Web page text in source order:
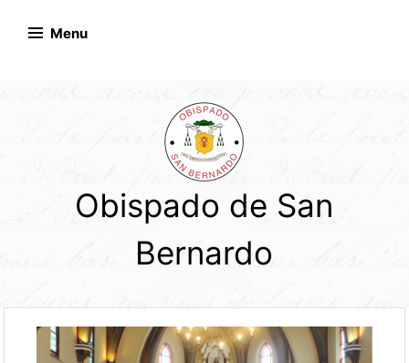
Menu
Obispado de San
Bernardo